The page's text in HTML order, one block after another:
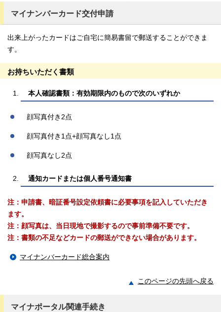
マイナンバーカード交付申請
出来上がったカードはご自宅に簡易書留で郵送することができま
す。
お持ちいただく書類
本人確認書類：有効期限内のもので次のいずれか
顔写真付き2点
顔写真付き1点+顔写真なし1点
顔写真なし2点
通知カードまたは個人番号通知書
注：申請書、暗証番号設定依頼書に必要事項を記入していただき
ます。
注：顔写真は、当日現地で撮影するので事前準備不要です。
注：書類の不足などカードの郵送ができない場合があります。
マイナンバーカード総合案内
このページの先頭へ戻る
マイナポータル関連手続き